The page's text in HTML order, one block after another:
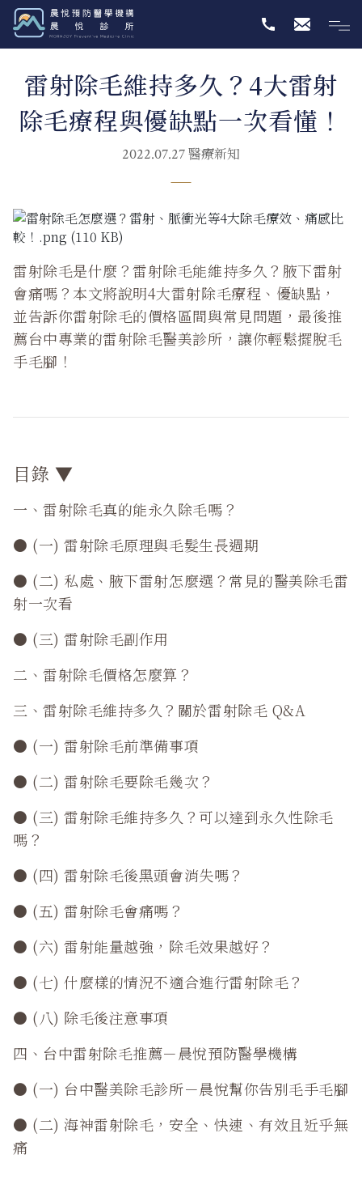
雷射除毛維持多久？4大雷射
除毛療程與優缺點一次看懂！
2022.07.27醫療新知
雷射除毛是什麼？雷射除毛能維持多久？腋下雷射
會痛嗎？本文將說明4大雷射除毛療程、優缺點，
並告訴你雷射除毛的價格區間與常見問題，最後推
薦台中專業的雷射除毛醫美診所，讓你輕鬆擺脫毛
手毛腳！
目錄 ▼
一、雷射除毛真的能永久除毛嗎？
● (一) 雷射除毛原理與毛髮生長週期
● (二) 私處、腋下雷射怎麼選？常見的醫美除毛雷
射一次看
● (三) 雷射除毛副作用
二、雷射除毛價格怎麼算？
三、雷射除毛維持多久？關於雷射除毛 Q&A
● (一) 雷射除毛前準備事項
● (二) 雷射除毛要除毛幾次？
● (三) 雷射除毛維持多久？可以達到永久性除毛
嗎？
● (四) 雷射除毛後黑頭會消失嗎？
● (五) 雷射除毛會痛嗎？
● (六) 雷射能量越強，除毛效果越好？
● (七) 什麼樣的情況不適合進行雷射除毛？
● (八) 除毛後注意事項
四、台中雷射除毛推薦－晨悅預防醫學機構
● (一) 台中醫美除毛診所－晨悅幫你告別毛手毛腳
● (二) 海神雷射除毛，安全、快速、有效且近乎無
痛